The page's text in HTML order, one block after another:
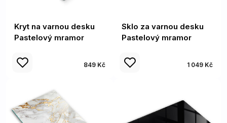
Kryt na varnou desku
Pastelový mramor
849 Kč
Sklo za varnou desku
Pastelový mramor
1 049 Kč